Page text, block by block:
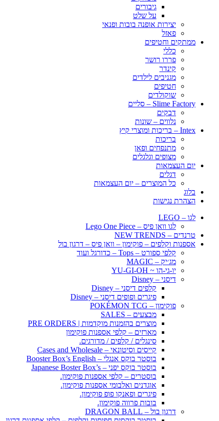
גיבורים
על שלט
יצירות אופנה בובות ופנאי
פאזל
ממתקים וחטיפים
כללי
פררו רושר
קינדר
מגניבים לילדים
חטיפים
שוקולדים
Slime Factory – סליים
דבקים
נלווים – שונות
Intex – בריכות ומוצרי קיץ
בריכות
מתנפחים ופאן
מצופים וגלגלים
יום העצמאות
דגלים
כל המוצרים – יום העצמאות
בלוג
הצהרת נגישות
לגו – LEGO
לגו וואן פיס – Lego One Piece
טרנדים – NEW TRENDS
אספנות וקלפים – פוקימון – וואן פיס – דרגון בול
קלפי ספורט – Tops – כדורגל ועוד
מג׳יק – MAGIC
יו-גי-הו ~ YU-GI-OH
דיסני – Disney
קלפים דיסני – Disney
פיגרים ופופים דיסני – Disney
פוקימון – POKÉMON TCG
מבצעים – SALES
מוצרים בהזמנות מוקדמות | PRE ORDERS
מארזים – קלפי אספנות פוקימון
סינגלים / קלפים / מדורגים.
קייסים וסיטונאי – Cases and Wholesale
בוסטר בוקס אנגלי – Booster Box’s English
בוסטר בוקס יפני – Japanese Boster Box’s
בוסטרים – קלפי אספנות פוקימון.
אוגדנים ואלבומי אספנות פוקימון.
פיגרים ופאנקו פופ פוקימון.
בובות פרווה פוקימון.
דרגון בול – DRAGON BALL